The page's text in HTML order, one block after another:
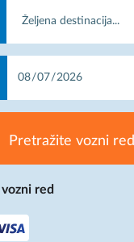
Pretražite vozni red
red